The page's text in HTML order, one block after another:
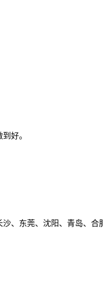
好。
、东莞、沈阳、青岛、合